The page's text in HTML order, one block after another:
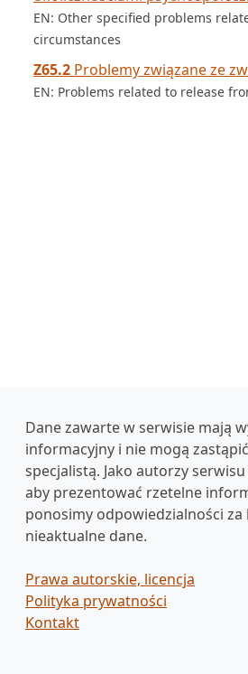
EN: Other specified problems
circumstances
Z65.2 Problemy związane ze
EN: Problems related to release
Dane zawarte w serwisie mają
informacyjny i nie mogą
specjalistą. Jako autorzy
aby prezentować rzetelne
ponosimy odpowiedzialności za
nieaktualne dane.
Prawa autorskie, licencja
Polityka prywatności
Kontakt